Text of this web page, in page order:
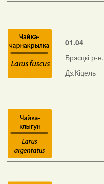
01.04
Брэсцкі р-н,
Дз.Кіцель